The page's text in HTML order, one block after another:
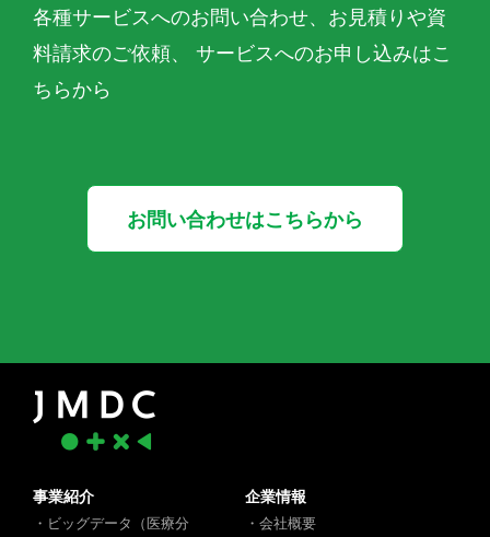
各種サービスへのお問い合わせ、お見積りや資
料請求のご依頼、 サービスへのお申し込みはこ
ちらから
お問い合わせはこちらから
事業紹介
・ビッグデータ（医療分
企業情報
・会社概要